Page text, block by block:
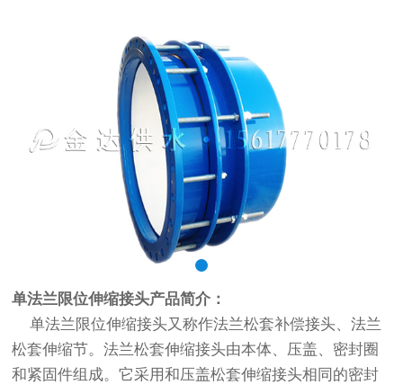
单法兰限位伸缩接头产品简介：
单法兰限位伸缩接头又称作法兰松套补偿接头、法兰
松套伸缩节。法兰松套伸缩接头由本体、压盖、密封圈
和紧固件组成。它采用和压盖松套伸缩接头相同的密封